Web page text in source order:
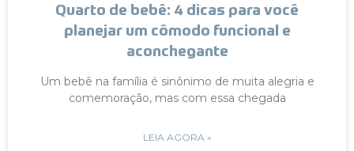
Quarto de bebê: 4 dicas para você
planejar um cômodo funcional e
aconchegante
Um bebê na família é sinônimo de muita alegria e
comemoração, mas com essa chegada
LEIA AGORA »